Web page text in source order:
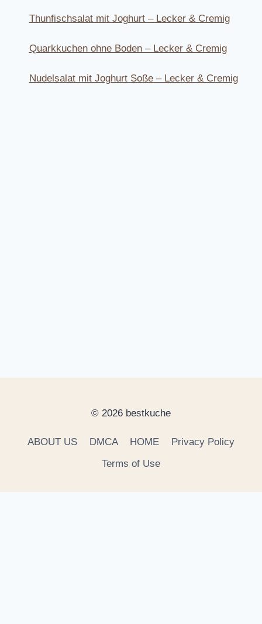
Thunfischsalat mit Joghurt – Lecker & Cremig
Quarkkuchen ohne Boden – Lecker & Cremig
Nudelsalat mit Joghurt Soße – Lecker & Cremig
© 2026 bestkuche
ABOUT US DMCA HOME
Privacy Policy
Terms of Use